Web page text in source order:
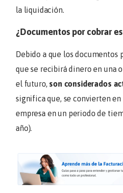
la liquidación.
¿Documentos por cobrar
Debido a que los documentos
que se recibirá dinero en una
el futuro, son considerados
significa que, se convierten
empresa en un periodo de
año).